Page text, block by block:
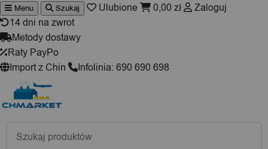
Wyszukiwarka
produktów
Menu Szukaj Ulubione 0,00 zł
Zaloguj
14 dni na zwrot
Metody dostawy
Raty PayPo
Import z Chin
Infolinia: 690 690 698
Wyszukiwarka
produktów